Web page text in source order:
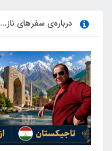
درباره‌ی سفرهای ناز...